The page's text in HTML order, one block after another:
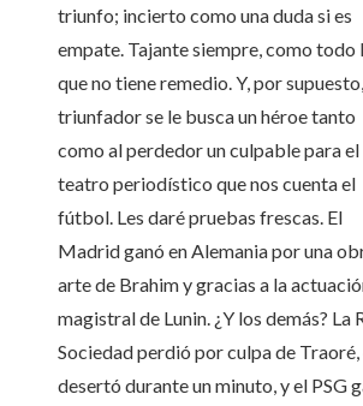
triunfo; incierto como una duda si es
empate. Tajante siempre, como todo
que no tiene remedio. Y, por
triunfador se le busca un héroe tanto
como al perdedor un culpable para el
teatro periodístico que nos cuenta el
fútbol. Les daré pruebas frescas. El
Madrid ganó en Alemania por una
arte de Brahim y gracias a la
magistral de Lunin. ¿Y los demás? La
Sociedad perdió por culpa de Traoré,
desertó durante un minuto, y el PSG